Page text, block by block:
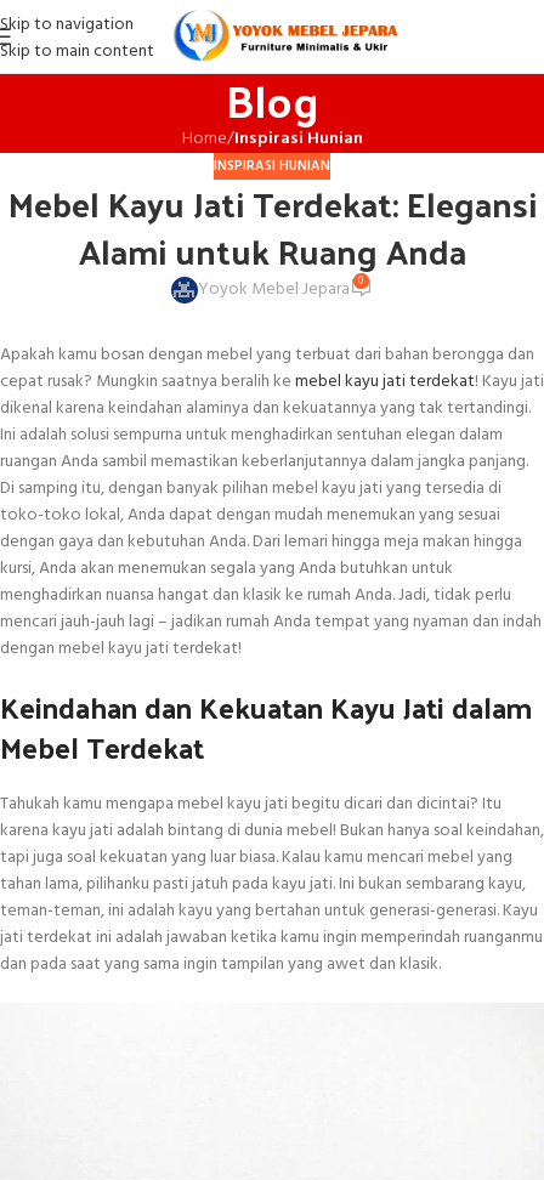
Skip to navigation
Skip to main content
Blog
Home/Inspirasi Hunian
INSPIRASI HUNIAN
Mebel Kayu Jati Terdekat: Elegansi
Alami untuk Ruang Anda
Yoyok Mebel Jepara 0
Apakah kamu bosan dengan mebel yang terbuat dari bahan berongga dan
cepat rusak? Mungkin saatnya beralih kemebel kayu jati terdekat! Kayu jati
dikenal karena keindahan alaminya dan kekuatannya yang tak tertandingi.
Ini adalah solusi sempurna untuk menghadirkan sentuhan elegan dalam
ruangan Anda sambil memastikan keberlanjutannya dalam jangka panjang.
Di samping itu, dengan banyak pilihan mebel kayu jati yang tersedia di
toko-toko lokal, Anda dapat dengan mudah menemukan yang sesuai
dengan gaya dan kebutuhan Anda. Dari lemari hingga meja makan hingga
kursi, Anda akan menemukan segala yang Anda butuhkan untuk
menghadirkan nuansa hangat dan klasik ke rumah Anda. Jadi, tidak perlu
mencari jauh-jauh lagi – jadikan rumah Anda tempat yang nyaman dan indah
dengan mebel kayu jati terdekat!
Keindahan dan Kekuatan Kayu Jati dalam
Mebel Terdekat
Tahukah kamu mengapa mebel kayu jati begitu dicari dan dicintai? Itu
karena kayu jati adalah bintang di dunia mebel! Bukan hanya soal keindahan,
tapi juga soal kekuatan yang luar biasa. Kalau kamu mencari mebel yang
tahan lama, pilihanku pasti jatuh pada kayu jati. Ini bukan sembarang kayu,
teman-teman, ini adalah kayu yang bertahan untuk generasi-generasi. Kayu
jati terdekat ini adalah jawaban ketika kamu ingin memperindah ruanganmu
dan pada saat yang sama ingin tampilan yang awet dan klasik.